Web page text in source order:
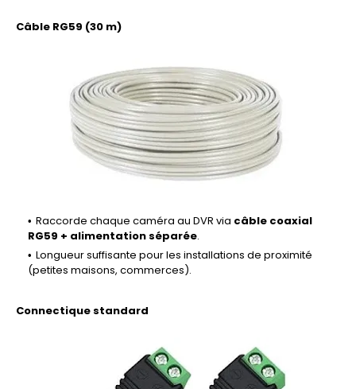
Câble RG59 (30 m)
Raccorde chaque caméra au DVR via câble coaxial
RG59 + alimentation séparée.
Longueur suffisante pour les installations de proximité
(petites maisons, commerces).
Connectique standard